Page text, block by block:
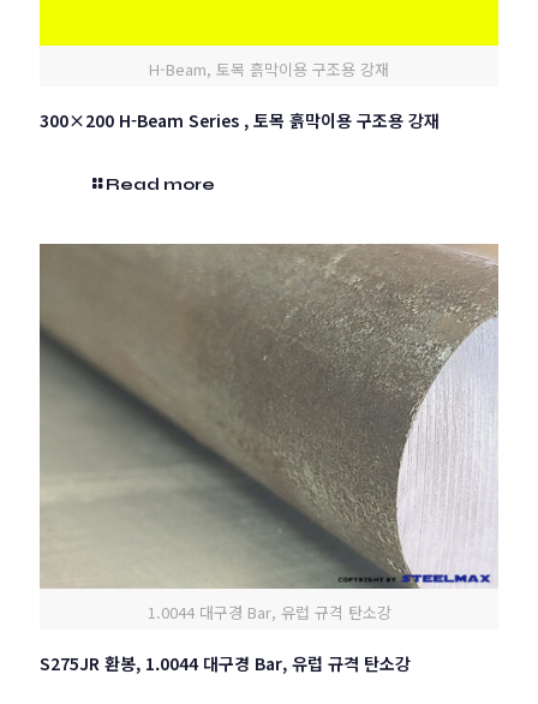
H-Beam, 토목 흙막이용 구조용 강재
300×200 H-Beam Series , 토목 흙막이용 구조용 강재
Read more
1.0044 대구경 Bar, 유럽 규격 탄소강
S275JR 환봉, 1.0044 대구경 Bar, 유럽 규격 탄소강